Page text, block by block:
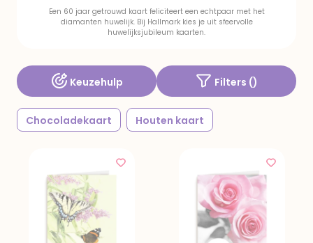
Een 60 jaar getrouwd kaart feliciteert een echtpaar met het
diamanten huwelijk. Bij Hallmark kies je uit sfeervolle
huwelijksjubileum kaarten.
Keuzehulp Filters ()
Chocoladekaart Houten kaart